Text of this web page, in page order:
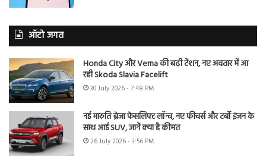
ऑटो जगत
Honda City और Verna की बढ़ी टेंशन, नए अवतार में आ
रही Skoda Slavia Facelift
30 July 2026 - 7:48 PM
नई मारुति ब्रेजा फेसलिफ्ट लॉन्च, नए फीचर्स और टर्बो इंजन के
साथ आई SUV, जानें क्या है कीमत
26 July 2026 - 3:56 PM